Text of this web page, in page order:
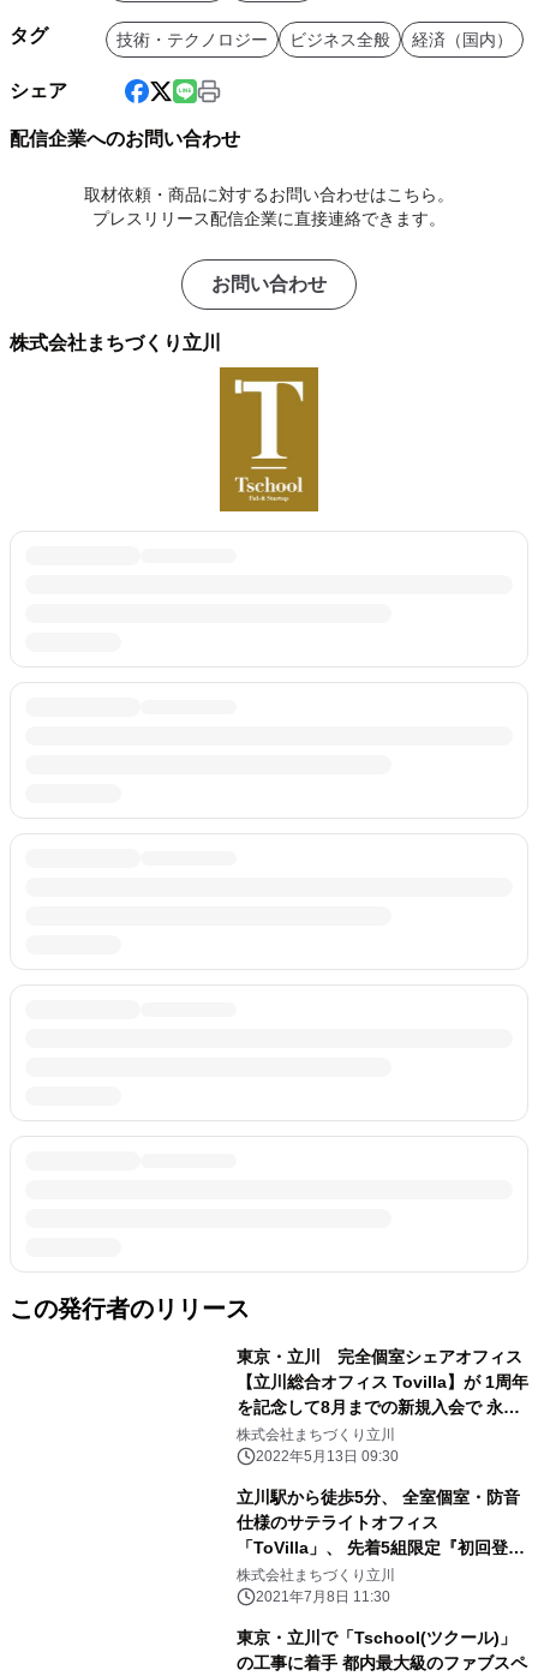
タグ 技術・テクノロジー ビジネス全般 経済（国内）
シェア
配信企業へのお問い合わせ
取材依頼・商品に対するお問い合わせはこちら。
プレスリリース配信企業に直接連絡できます。
お問い合わせ
株式会社まちづくり立川
この発行者のリリース
東京・立川 完全個室シェアオフィス
【立川総合オフィス Tovilla】が 1周年
を記念して8月までの新規入会で 永年
適用される割引プランを発表！
株式会社まちづくり立川
2022年5月13日 09:30
立川駅から徒歩5分、 全室個室・防音
仕様のサテライトオフィス
「ToVilla」、 先着5組限定『初回登録
料無料キャンペーン』実施
株式会社まちづくり立川
2021年7月8日 11:30
東京・立川で「Tschool(ツクール)」
の工事に着手 都内最大級のファブスペ